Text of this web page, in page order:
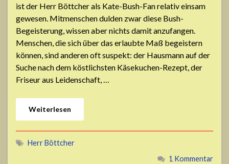
ist der Herr Böttcher als Kate-Bush-Fan relativ einsam
gewesen. Mitmenschen dulden zwar diese Bush-
Begeisterung, wissen aber nichts damit anzufangen.
Menschen, die sich über das erlaubte Maß begeistern
können, sind anderen oft suspekt: der Hausmann auf der
Suche nach dem köstlichsten Käsekuchen-Rezept, der
Friseur aus Leidenschaft, …
Weiterlesen
Herr Böttcher
1 Kommentar